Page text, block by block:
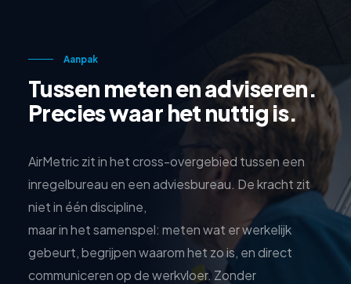
Aanpak
Tussen meten en adviseren.
Precies waar het nuttig is.
AirMetric zit in het cross-overgebied tussen een
inregelbureau en een adviesbureau. De kracht zit
niet in één discipline,
maar in het samenspel: meten wat er werkelijk
gebeurt, begrijpen waarom het zo is, en direct
communiceren op de werkvloer. Zonder